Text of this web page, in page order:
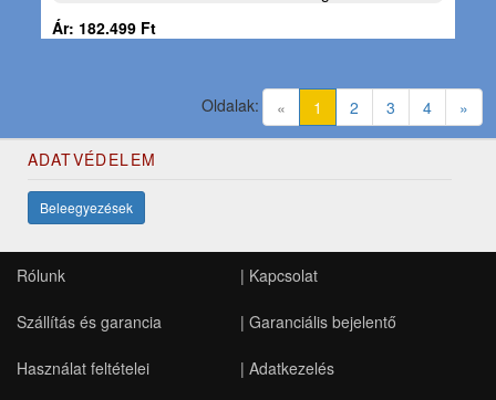
Ár: 182.499 Ft
« 1 (current)
2 3 4 »
Oldalak:
ADATVÉDELEM
Beleegyezések
Rólunk
Szállítás és garancia
Használat feltételei
| Kapcsolat
| Garanciális bejelentő
| Adatkezelés